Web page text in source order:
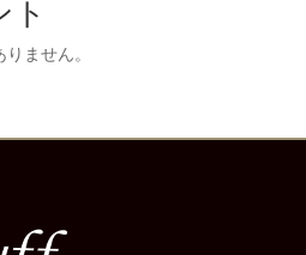
ト
ません。